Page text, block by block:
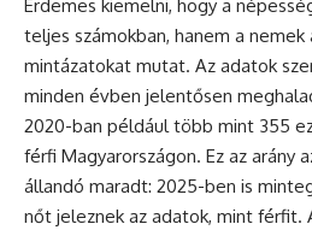
Érdemes kiemelni, hogy a
teljes számokban, hanem a nemek
mintázatokat mutat. Az adatok
minden évben jelentősen
2020-ban például több mint 355
férfi Magyarországon. Ez az arány
állandó maradt: 2025-ben is
nőt jeleznek az adatok, mint